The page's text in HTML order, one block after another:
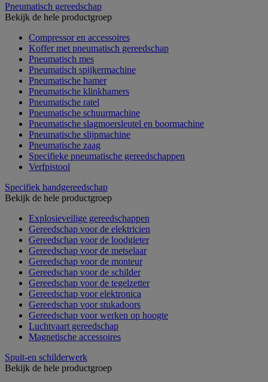
Pneumatisch gereedschap
Bekijk de hele productgroep
Compressor en accessoires
Koffer met pneumatisch gereedschap
Pneumatisch mes
Pneumatisch spijkermachine
Pneumatische hamer
Pneumatische klinkhamers
Pneumatische ratel
Pneumatische schuurmachine
Pneumatische slagmoersleutel en boormachine
Pneumatische slijpmachine
Pneumatische zaag
Specifieke pneumatische gereedschappen
Verfpistool
Specifiek handgereedschap
Bekijk de hele productgroep
Explosieveilige gereedschappen
Gereedschap voor de elektricien
Gereedschap voor de loodgieter
Gereedschap voor de metselaar
Gereedschap voor de monteur
Gereedschap voor de schilder
Gereedschap voor de tegelzetter
Gereedschap voor elektronica
Gereedschap voor stukadoors
Gereedschap voor werken op hoogte
Luchtvaart gereedschap
Magnetische accessoires
Spuit-en schilderwerk
Bekijk de hele productgroep